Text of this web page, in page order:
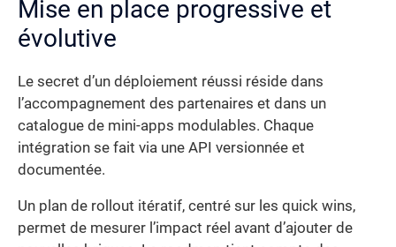
Mise en place progressive et
évolutive
Le secret d’un déploiement réussi réside dans
l’accompagnement des partenaires et dans un
catalogue de mini-apps modulables. Chaque
intégration se fait via une API versionnée et
documentée.
Un plan de rollout itératif, centré sur les quick wins,
permet de mesurer l’impact réel avant d’ajouter de